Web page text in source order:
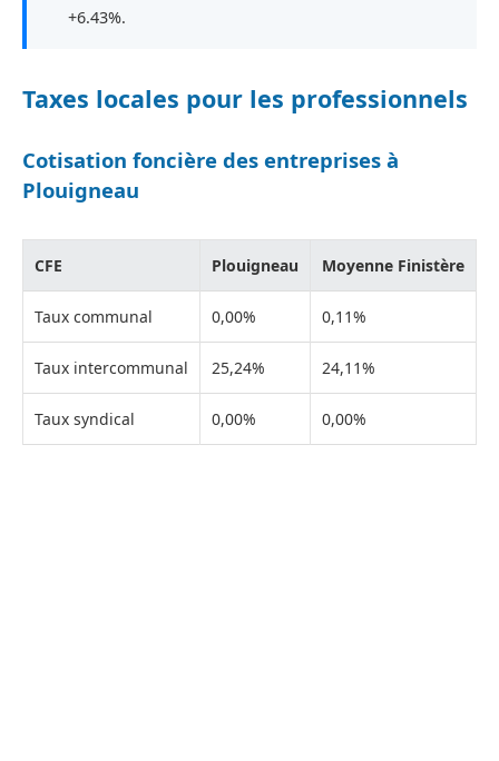
+6.43%.
Taxes locales pour les professionnels
Cotisation foncière des entreprises à
Plouigneau
CFE Plouigneau Moyenne Finistère
Taux communal 0,00% 0,11%
Taux intercommunal 25,24% 24,11%
Taux syndical 0,00% 0,00%